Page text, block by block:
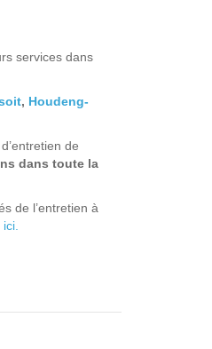
services dans
, Houdeng-
de
dans toute la
de l’entretien à